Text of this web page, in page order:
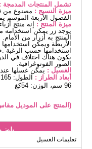
تشمل المنتجات المدمجة :
ميزة النسيج : مصنوع من
الفصول الأربعة الموسم
ميزة المنتج : إنه منتج
يوجد زر يمكن استخدامه
المنتج به أزرار من
الأربطة ويمكن
استخدامها حسب الرغبة
يكون هناك اختلاف في
الصور الفوتوغرافية.
الغسيل : يمكن غسلها عند 30 درجة دون كتابة. (غسيل دقيق)
أبعاد الطراز :
96 سم، الوزن: 54كغ
(المنتج على الموديل مقاس
الحجم
تعليمات الغسيل